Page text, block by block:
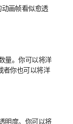
画帧看似愈透
量。你可以将洋
者你也可以将洋
明度。你可以将